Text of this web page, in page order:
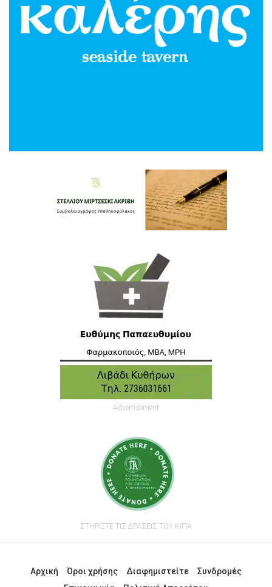
Advertisement
ΣΤΗΡΙΞΤΕ ΤΙΣ ΔΡΑΣΕΙΣ ΤΟΥ ΚΙΠΑ
Αρχική Όροι χρήσης Διαφημιστείτε
Συνδρομές